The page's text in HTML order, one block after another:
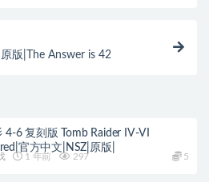
版|The Answer is 42
4-6 复刻版 Tomb Raider IV-VI
官方中文|NSZ|原版|
1 年前 297 5